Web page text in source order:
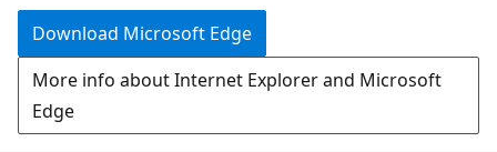
Download Microsoft Edge
More info about Internet Explorer and Microsoft
Edge